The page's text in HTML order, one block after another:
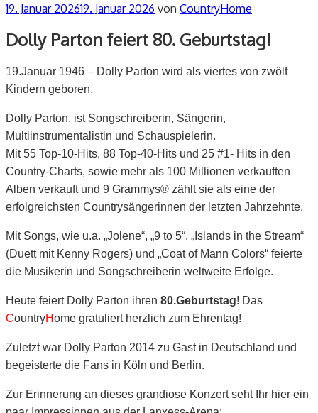
Veröffentlicht
19. Januar 202619. Januar 2026 von CountryHome
Dolly Parton feiert 80. Geburtstag!
19.Januar 1946 – Dolly Parton wird als viertes von zwölf
Kindern geboren.
Dolly Parton, ist Songschreiberin, Sängerin,
Multiinstrumentalistin und Schauspielerin.
Mit 55 Top-10-Hits, 88 Top-40-Hits und 25 #1- Hits in den
Country-Charts, sowie mehr als 100 Millionen verkauften
Alben verkauft und 9 Grammys® zählt sie als eine der
erfolgreichsten Countrysängerinnen der letzten Jahrzehnte.
Mit Songs, wie u.a. „Jolene“, „9 to 5“, „Islands in the Stream“
(Duett mit Kenny Rogers) und „Coat of Mann Colors“ feierte
die Musikerin und Songschreiberin weltweite Erfolge.
Heute feiert Dolly Parton ihren 80.Geburtstag! Das
CountryHome gratuliert herzlich zum Ehrentag!
Zuletzt war Dolly Parton 2014 zu Gast in Deutschland und
begeisterte die Fans in Köln und Berlin.
Zur Erinnerung an dieses grandiose Konzert seht Ihr hier ein